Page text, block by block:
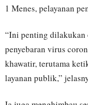
1 Menes, pelayanan
“Ini penting dilakukan
penyebaran virus
khawatir, terutama
layanan publik,”